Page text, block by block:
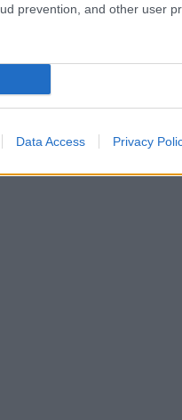
prevention, and other user
Data Access Privacy